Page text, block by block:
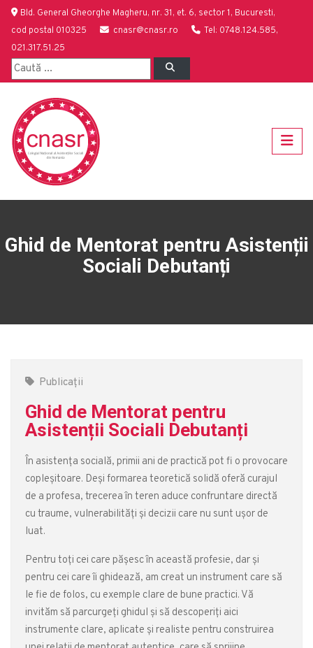
Bld. General Gheorghe Magheru, nr. 31, et. 6, sector 1, Bucuresti,
cod postal 010325
cnasr@cnasr.ro
Tel: 0748.124.585,
021.317.51.25
Ghid de Mentorat pentru Asistenții
Sociali Debutanți
Publicații
Ghid de Mentorat pentru
Asistenții Sociali Debutanți
În asistența socială, primii ani de practică pot fi o provocare
copleșitoare. Deși formarea teoretică solidă oferă curajul
de a profesa, trecerea în teren aduce confruntare directă
cu traume, vulnerabilități și decizii care nu sunt ușor de
luat.
Pentru toți cei care pășesc în această profesie, dar și
pentru cei care îi ghidează, am creat un instrument care să
le fie de folos, cu exemple clare de bune practici. Vă
invităm să parcurgeți ghidul și să descoperiți aici
instrumente clare, aplicate și realiste pentru construirea